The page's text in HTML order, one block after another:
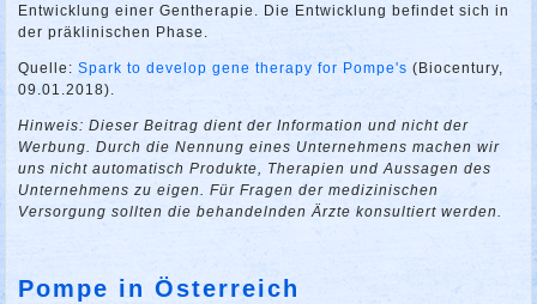
Entwicklung einer Gentherapie. Die Entwicklung befindet sich in
der präklinischen Phase.
Quelle:Spark to develop gene therapy for Pompe's (Biocentury,
09.01.2018).
Hinweis: Dieser Beitrag dient der Information und nicht der
Werbung. Durch die Nennung eines Unternehmens machen wir
uns nicht automatisch Produkte, Therapien und Aussagen des
Unternehmens zu eigen. Für Fragen der medizinischen
Versorgung sollten die behandelnden Ärzte konsultiert werden.
Pompe in Österreich